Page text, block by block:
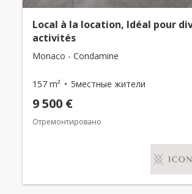
Local à la location, Idéal pour
activités
Monaco - Condamine
157 m² 5местные жители
9 500 €
Отремонтировано